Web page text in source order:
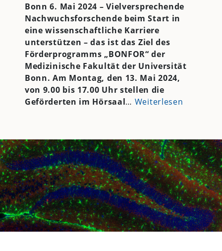
Bonn 6. Mai 2024 – Vielversprechende
Nachwuchsforschende beim Start in
eine wissenschaftliche Karriere
unterstützen – das ist das Ziel des
Förderprogramms „BONFOR“ der
Medizinische Fakultät der Universität
Bonn. Am Montag, den 13. Mai 2024,
von 9.00 bis 17.00 Uhr stellen die
Geförderten im Hörsaal… Weiterlesen